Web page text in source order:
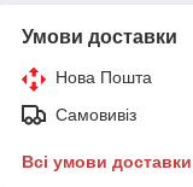
Умови доставки
Нова Пошта
Самовивіз
Всі умови доставки